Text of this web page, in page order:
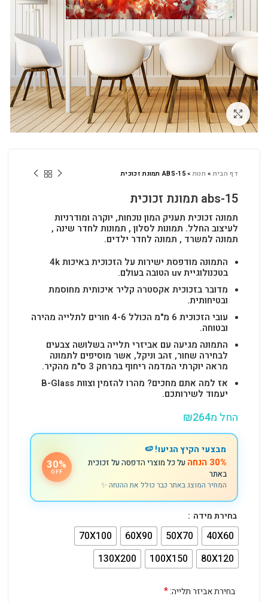
לחץ להגדלה
דף הבית» חנות»ABS-15 תמונת זכוכית
abs-15 תמונת זכוכית
תמונה זכוכית תעניק המון נוכחות, יוקרה ומודרניות
לעיצוב החלל. תמונות לסלון , תמונות לחדר שינה ,
תמונה למשרד , תמונה לחדר ילדים.
התמונה מודפסת ישירות על הזכוכית באיכות 4k
בטכנולוגיית uv הטובה בעולם.
מדובר בזכוכית אקסטרה קליר איכותית מחוסמת
ובטיחותית.
עובי הזכוכית 6 מ"מ הכולל 4-6 חורים לתלייה מהירה
ובטוחה.
התמונה מגיעה עם אביזרי תלייה בשלושה צבעים
לבחירה שחור, זהב וניקל, אשר מוסיפים לתמונה
מראה יוקרתי המדמה ריחוף במרחק 3 ס"מ מהקיר.
אז למה אתם מחכים? מהרו להזמין וצוות B-Glass
יעמוד לשירותכם.
החל מ ₪264
מבצעי הקיץ הגיעו! 🍉
30% הנחה
על כל מוצרי הדפסה על זכוכית
באתר
המחיר המוצג באתר כבר כולל את ההנחה ✨
30%
OFF
בחירת מידה
40X60
50X70
60X90
70X100
80X120
100X150
130X200
בחירת אביזר תלייה:*